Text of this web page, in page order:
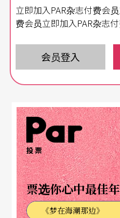
风格可说是非常特殊且具有
身体与空间的对峙
这只兽慢慢张开牠的身体，
人身的性别躯壳，蜕变而
形体。舞者饱满的筋肉是
种动物内在的力量主导著
体造型，使表演的过程充
装置著一片自由升降的电
体贲张的能量，使得行动
中，其存在感似乎又受到
立即加入PAR杂志付费会
费会员立即加入PAR杂志
会员登入
投票
票选你心中最佳
《梦在海潮那边》